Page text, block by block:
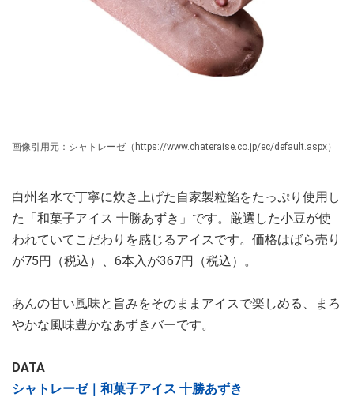
画像引用元：シャトレーゼ（https://www.chateraise.co.jp/ec/default.aspx）
白州名水で丁寧に炊き上げた自家製粒餡をたっぷり使用し
た「和菓子アイス 十勝あずき」です。厳選した小豆が使
われていてこだわりを感じるアイスです。価格はばら売り
が75円（税込）、6本入が367円（税込）。
あんの甘い風味と旨みをそのままアイスで楽しめる、まろ
やかな風味豊かなあずきバーです。
DATA
シャトレーゼ｜和菓子アイス 十勝あずき